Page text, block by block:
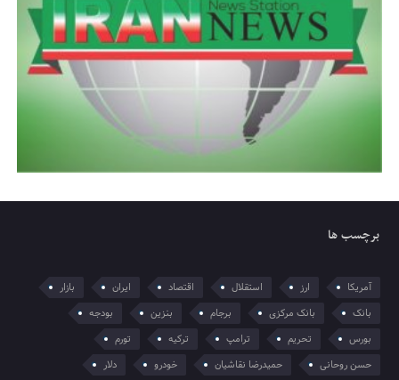
برچسب ها
آمریکا ارز استقلال اقتصاد ایران
بازار
بانک
بانک مرکزی برجام بنزین
بودجه
بورس
تحریم ترامپ ترکیه
تورم
حسن روحانی
حمیدرضا نقاشیان خودرو دلار